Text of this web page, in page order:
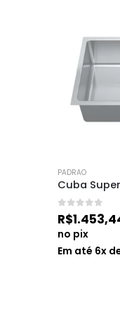
PADRAO
Cuba
de 5
R$
no pix
Em até 6x